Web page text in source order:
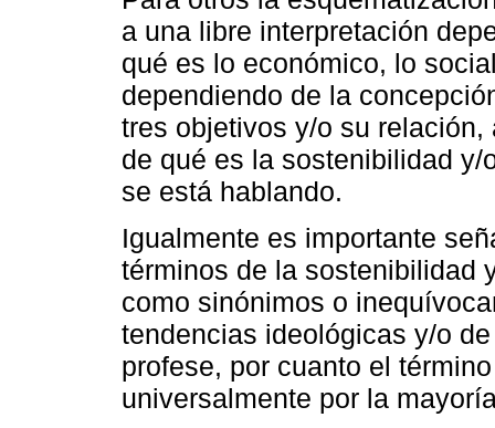
a una libre interpretación
qué es lo económico, lo
dependiendo de la
tres objetivos y/o su
de qué es la sostenibilidad
se está hablando.
Igualmente es importante
términos de la sostenibilidad
como sinónimos o
tendencias ideológicas y/o
profese, por cuanto el
universalmente por la